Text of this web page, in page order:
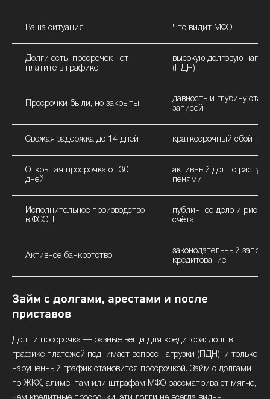
Ваша ситуация Что видит МФО
Долги есть, просрочек нет —
платите в графике
высокую долговую
(ПДН)
Просрочки были, но закрыты
давность и глубину
записей
Свежая задержка до 14 дней краткосрочный сбой
Открытая просрочка от 30
дней
активный долг с
пенями
Исполнительное производство
в ФССП
публичное дело и риск
счёта
Активное банкротство
законодательный запрет
кредитование
Займ с долгами, арестами и после
приставов
Долг и просрочка — разные вещи для кредитора: долг в
графике платежей поднимает вопрос нагрузки (ПДН), и только
нарушенный график становится просрочкой. Займ с долгами
по ЖКХ, алиментам или штрафам МФО рассматривают мягче,